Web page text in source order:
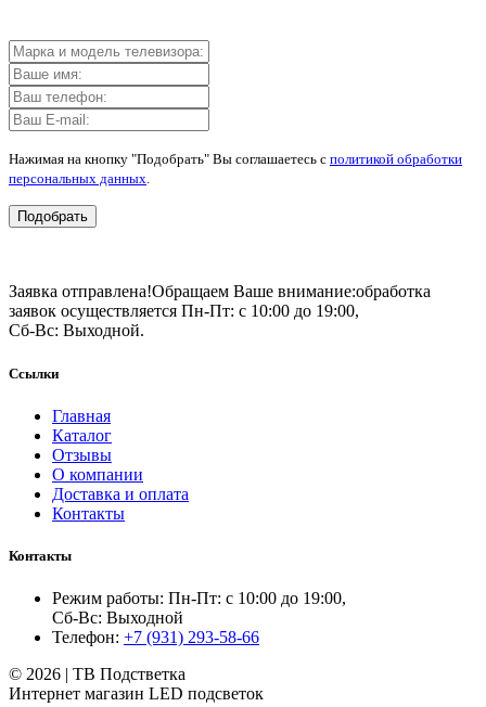
Нажимая на кнопку "Подобрать" Вы соглашаетесь с политикой обработки
персональных данных.
Подобрать
Заявка отправлена!Обращаем Ваше внимание:обработка
заявок осуществляется Пн-Пт: с 10:00 до 19:00,
Сб-Вс: Выходной.
Ссылки
Главная
Каталог
Отзывы
О компании
Доставка и оплата
Контакты
Контакты
Режим работы: Пн-Пт: с 10:00 до 19:00,
Сб-Вс: Выходной
Телефон: +7 (931) 293-58-66
© 2026 | ТВ Подстветка
Интернет магазин LED подсветок